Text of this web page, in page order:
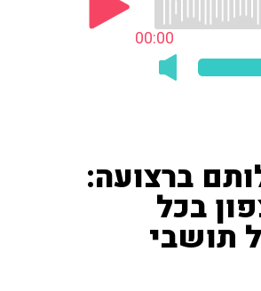
00:00
ברצועה:
בכל
תושבי